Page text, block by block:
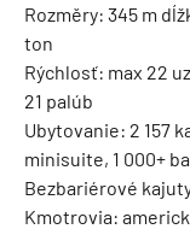
Rozměry: 345 m
ton
Rýchlosť: max 22
21 palúb
Ubytovanie: 2 157
minisuite, 1 000+
Bezbariérové
Kmotrovia: